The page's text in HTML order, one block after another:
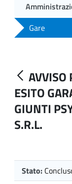
Gare
AVVISO
ESITO
GIUNTI
S.R.L.
Stato: